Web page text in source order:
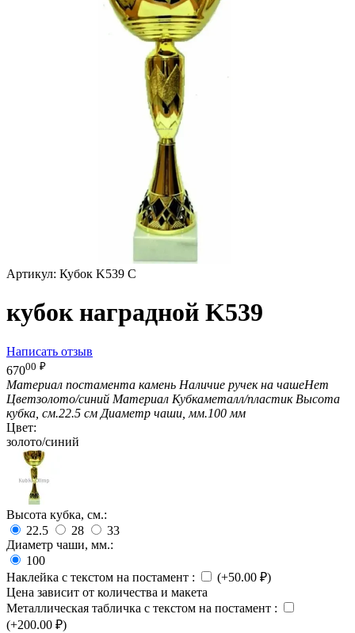
Артикул: Кубок K539 C
кубок наградной K539
Написать отзыв
67000 ₽
Материал постамента камень Наличие ручек на чашеНет
Цветзолото/синий Материал Кубкаметалл/пластик Высота
кубка, см.22.5 см Диаметр чаши, мм.100 мм
Цвет:
золото/синий
Высота кубка, см.:
22.5
28
33
Диаметр чаши, мм.:
100
Наклейка с текстом на постамент : (+50.00 ₽)
Цена зависит от количества и макета
Металлическая табличка с текстом на постамент :
(+200.00 ₽)